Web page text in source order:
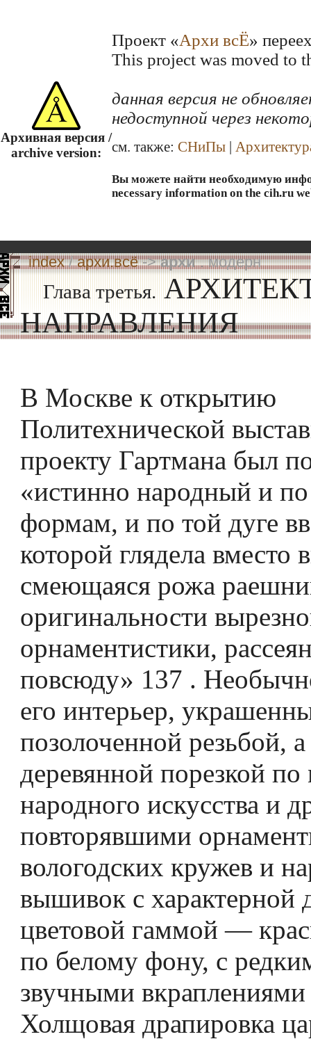
Архивная версия /
archive version:
Проект «Архи всЁ»
This project was moved to
данная версия не
недоступной через
см. также: СНиПы
Вы можете найти необходимую
necessary information on the cih.ru
index / архи.всё ->архи. модерн
Глава третья.
НАПРАВЛЕНИЯ
В Москве к открытию
Политехнической
проекту Гартмана был
«истинно народный и
формам, и по той дуге
которой глядела вместо
смеющаяся рожа
оригинальности
орнаментистики,
повсюду» 137 .
его интерьер,
позолоченной резьбой, а
деревянной порезкой
народного искусства и
повторявшими
вологодских кружев и
вышивок с характерной
цветовой гаммой —
по белому фону, с
звучными вкраплениями
Холщовая драпировка